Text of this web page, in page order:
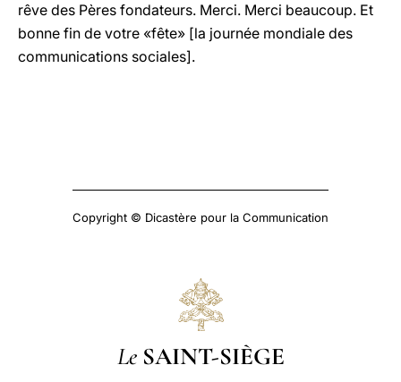
rêve des Pères fondateurs. Merci. Merci beaucoup. Et
bonne fin de votre «fête» [la journée mondiale des
communications sociales].
Copyright © Dicastère pour la Communication
Le SAINT-SIÈGE